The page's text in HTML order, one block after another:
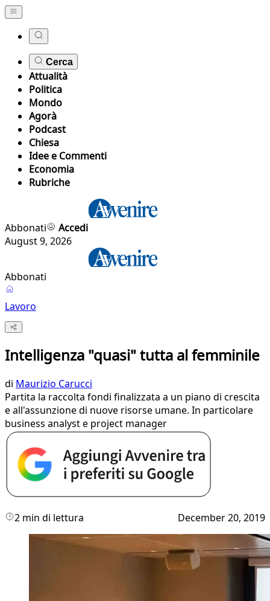
Cerca
Attualità
Politica
Mondo
Agorà
Podcast
Chiesa
Idee e Commenti
Economia
Rubriche
Abbonati
Accedi
August 9, 2026
Abbonati
Lavoro
Intelligenza "quasi" tutta al femminile
di Maurizio Carucci
Partita la raccolta fondi finalizzata a un piano di crescita
e all'assunzione di nuove risorse umane. In particolare
business analyst e project manager
2 min di lettura December 20, 2019